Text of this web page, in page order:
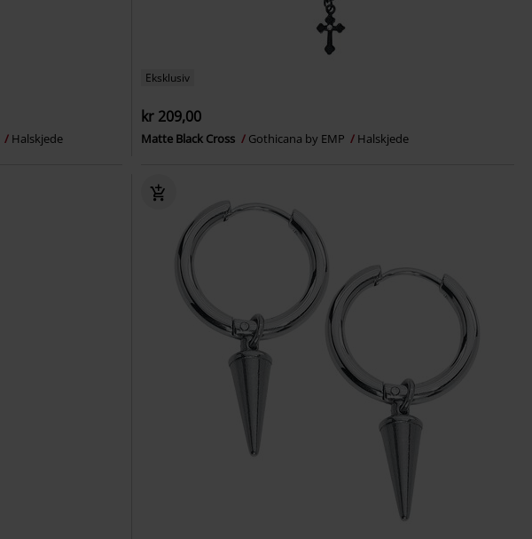
Halskjede
Eksklusiv
kr 209,00
Matte Black Cross Gothicana by EMP Halskjede